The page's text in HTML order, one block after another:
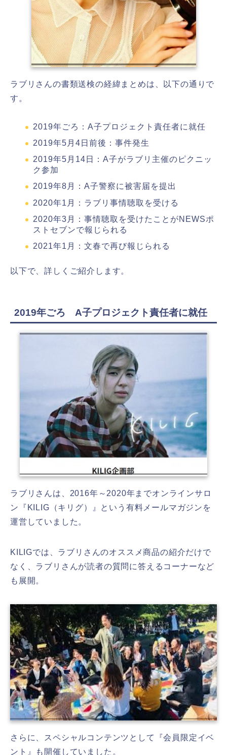
ラブリさんの書類送検の経緯まとめは、以下の通りで
す。
2019年ごろ：A子プロジェクト責任者に就任
2019年5月4日前後：事件発生
2019年5月14日：A子がラブリ主催のピクニッ
ク参加
2019年8月：A子警察に被害届を提出
2020年1月：ラブリ事情聴取を受ける
2020年3月：事情聴取を受けたことがNEWSポ
ストセブンで報じられる
2021年1月：文春で再び報じられる
以下で、詳しくご紹介します。
2019年ごろ A子プロジェクト責任者に就任
ラブリさんは、2016年～2020年までオンラインサロ
ン『KILIG（キリグ）』という有料メールマガジンを
運営していました。
KILIGでは、ラブリさんのオススメ商品の紹介だけで
なく、ラブリさんが読者の質問に答えるコーナーなど
も展開。
さらに、スペシャルコンテンツとして『会員限定イベ
ント』も開催していました。